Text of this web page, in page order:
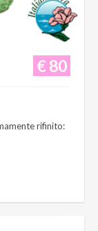
€ 80
rifinito: